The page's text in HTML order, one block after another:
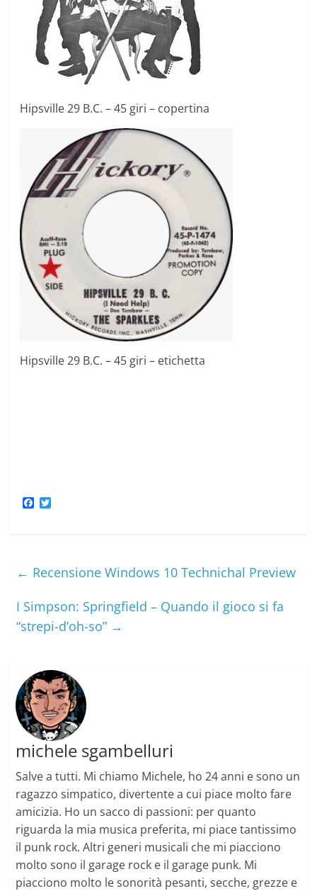
Hipsville 29 B.C. – 45 giri – copertina
Hipsville 29 B.C. – 45 giri – etichetta
F
o
k
r
← Recensione Windows 10 Technichal Preview
I Simpson: Springfield – Quando il gioco si fa
“strepi-d’oh-so” →
michele sgambelluri
Salve a tutti. Mi chiamo Michele, ho 24 anni e sono un
ragazzo simpatico, divertente a cui piace molto fare
amicizia. Ho un sacco di passioni: per quanto
riguarda la mia musica preferita, mi piace tantissimo
il punk rock. Altri generi musicali che mi piacciono
molto sono il garage rock e il garage punk. Mi
piacciono molto le sonorità pesanti, secche, grezze e